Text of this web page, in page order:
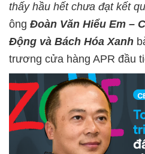
thấy hầu hết chưa đạt kết
ông Đoàn Văn Hiểu Em –
Động và Bách Hóa Xanh
trương cửa hàng APR đầu